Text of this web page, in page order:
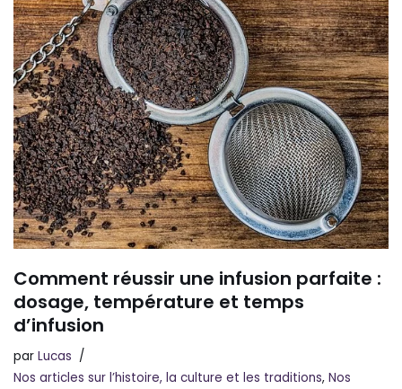
Comment réussir une infusion parfaite :
dosage, température et temps
d’infusion
par Lucas
Nos articles sur l’histoire, la culture et les traditions, Nos